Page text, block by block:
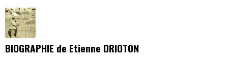
BIOGRAPHIE de Etienne DRIOTON